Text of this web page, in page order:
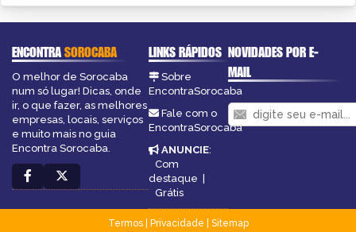
ENCONTRASOROCABA
O melhor de Sorocaba
num só lugar! Dicas, onde
ir, o que fazer, as melhores
empresas, locais, serviços
e muito mais no guia
Encontra Sorocaba.
LINKS RÁPIDOS
Sobre
EncontraSorocaba
Fale com o
EncontraSorocaba
ANUNCIE:
Com
destaque |
Grátis
NOVIDADES POR E-
MAIL
Termos| Privacidade
Sitemap